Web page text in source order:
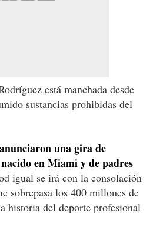
está manchada desde
sustancias prohibidas del
una gira de
en Miami y de padres
igual se irá con la consolación
sobrepasa los 400 millones de
historia del deporte profesional